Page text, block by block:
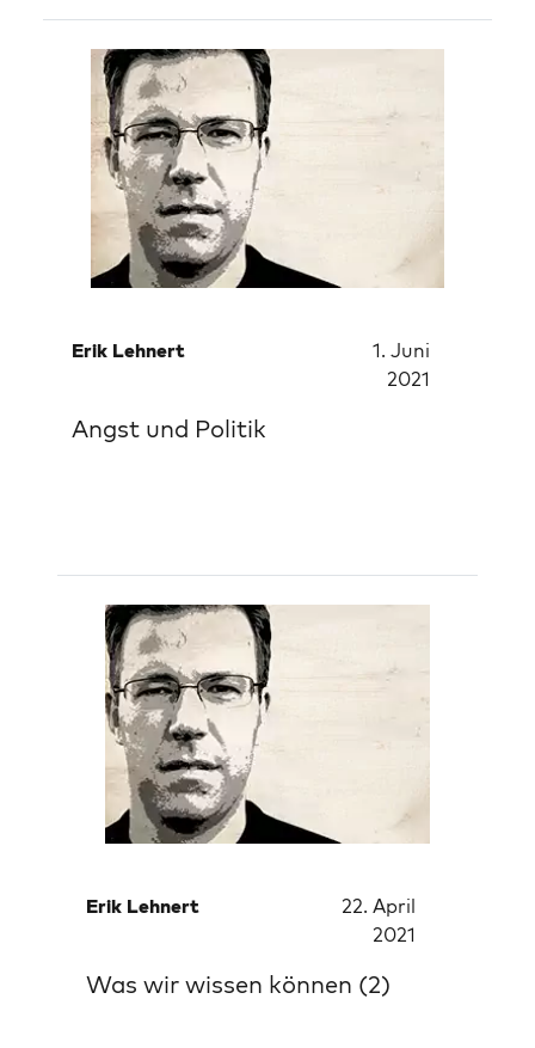
Erik Lehnert
1. Juni
2021
Angst und Politik
Erik Lehnert
22. April
2021
Was wir wissen können (2)